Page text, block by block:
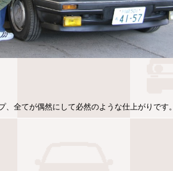
全てが偶然にして必然のような仕上がりです。